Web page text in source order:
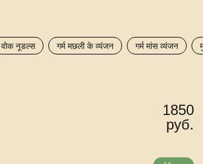
वोक नूडल्स गर्म मछली के व्यंजन गर्म मांस व्यंजन
1850
руб.